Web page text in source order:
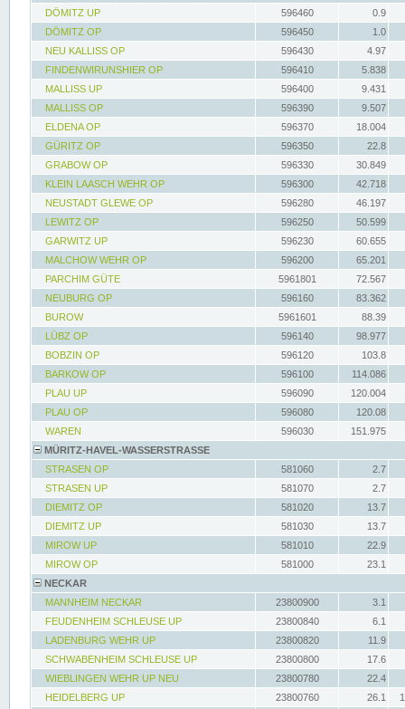
DÖMITZ UP
596460
0.9
DÖMITZ OP
596450
1.0
NEU KALLISS OP
596430
4.97
FINDENWIRUNSHIER OP
596410
5.838
MALLISS UP
596400
9.431
MALLISS OP
596390
9.507
ELDENA OP
596370
18.004
GÜRITZ OP
596350
22.8
GRABOW OP
596330
30.849
KLEIN LAASCH WEHR OP
596300
42.718
NEUSTADT GLEWE OP
596280
46.197
LEWITZ OP
596250
50.599
GARWITZ UP
596230
60.655
MALCHOW WEHR OP
596200
65.201
PARCHIM GÜTE
5961801
72.567
NEUBURG OP
596160
83.362
BUROW
5961601
88.39
LÜBZ OP
596140
98.977
BOBZIN OP
596120
103.8
BARKOW OP
596100
114.086
PLAU UP
596090
120.004
PLAU OP
596080
120.08
WAREN
596030
151.975
MÜRITZ-HAVEL-WASSERSTRASSE
STRASEN OP
581060
2.7
STRASEN UP
581070
2.7
DIEMITZ OP
581020
13.7
DIEMITZ UP
581030
13.7
MIROW UP
581010
22.9
MIROW OP
581000
23.1
NECKAR
MANNHEIM NECKAR
23800900
3.1
FEUDENHEIM SCHLEUSE UP
23800840
6.1
LADENBURG WEHR UP
23800820
11.9
SCHWABENHEIM SCHLEUSE UP
23800800
17.6
WIEBLINGEN WEHR UP NEU
23800780
22.4
HEIDELBERG UP
23800760 26.1